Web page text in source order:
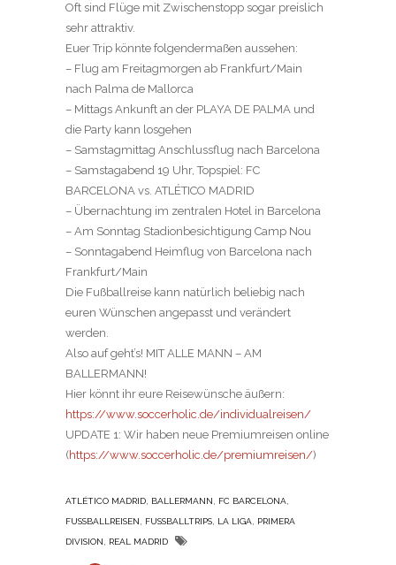
Oft sind Flüge mit Zwischenstopp sogar preislich
sehr attraktiv.
Euer Trip könnte folgendermaßen aussehen:
– Flug am Freitagmorgen ab Frankfurt/Main
nach Palma de Mallorca
– Mittags Ankunft an der PLAYA DE PALMA und
die Party kann losgehen
– Samstagmittag Anschlussflug nach Barcelona
– Samstagabend 19 Uhr, Topspiel: FC
BARCELONA vs. ATLÉTICO MADRID
– Übernachtung im zentralen Hotel in Barcelona
– Am Sonntag Stadionbesichtigung Camp Nou
– Sonntagabend Heimflug von Barcelona nach
Frankfurt/Main
Die Fußballreise kann natürlich beliebig nach
euren Wünschen angepasst und verändert
werden.
Also auf geht’s! MIT ALLE MANN – AM
BALLERMANN!
Hier könnt ihr eure Reisewünsche äußern:
https://www.soccerholic.de/individualreisen/
UPDATE 1: Wir haben neue Premiumreisen online
(https://www.soccerholic.de/premiumreisen/)
ATLÉTICO MADRID, BALLERMANN, FC BARCELONA,
FUSSBALLREISEN , FUSSBALLTRIPS , LA LIGA, PRIMERA
DIVISION, REAL MADRID